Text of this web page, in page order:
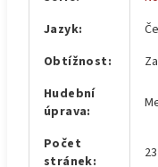
Jazyk:
Obtížnost:
Hudební
úprava:
Počet
stránek: 23